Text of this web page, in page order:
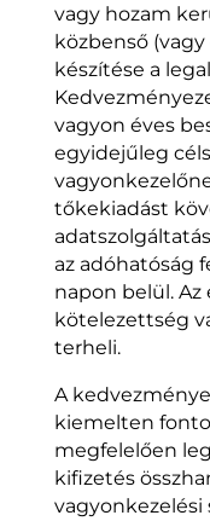
vagy hozam
közbenső
készítése a
vagyon éves
egyidejűleg
tőkekiadást
az adóhatóság
napon belül.
kötelezettség
terheli.
A
kiemelten
megfelelően
kifizetés
vagyonkezelési